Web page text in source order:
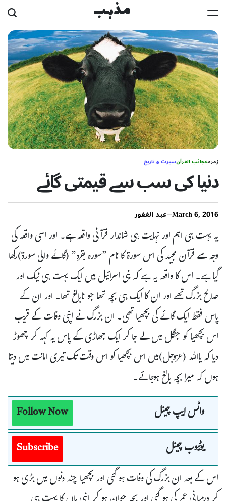
Skip
to
content
مذہب
زمرہعجائب القرآنسیرت و تاریخ
دنیا کی سب سے قیمتی گائے
March 6, 2016 عبد الغفور
یہ بہت ہی اہم اور نہایت ہی شاندار قرآنی واقعہ ہے۔ اور اسی واقعہ کی
وجہ سے قرآن مجید کی اس سورۃ کا نام ”سورہ بقرہ” (گائے والی سورۃ)رکھا
گیا ہے۔ اس کا واقعہ یہ ہے کہ بنی اسرائیل میں ایک بہت ہی نیک اور
صالح بزرگ تھے اور ان کا ایک ہی بچہ تھا جو نابالغ تھا۔ اور ان کے
پاس فقط ایک گائے کی بچھیا تھی۔ ان بزرگ نے اپنی وفات کے قریب
اس بچھیا کو جنگل میں لے جا کر ایک جھاڑی کے پاس یہ کہہ کر چھوڑ
دیا کہ یااللہ (عزوجل)میں اس بچھیا کو اس وقت تک تیری امانت میں دیتا
ہوں کہ میرا بچہ بالغ ہوجائے۔
واٹس ایپ چینل
Follow Now
یوٹیوب چینل
Subscribe
اس کے بعد ان بزرگ کی وفات ہو گئی اور بچھیا چند دنوں میں بڑی ہو